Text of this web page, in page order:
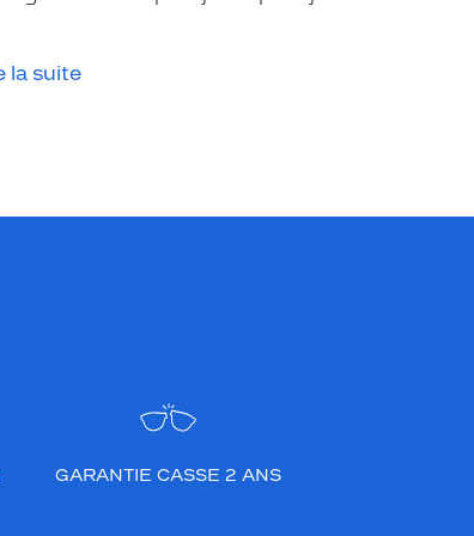
la suite
GARANTIE CASSE 2 ANS